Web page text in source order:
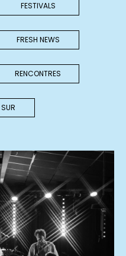
FESTIVALS
FRESH NEWS
RENCONTRES